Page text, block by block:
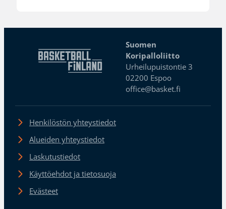
Suomen
Koripalloliitto
Urheilupuistontie 3
02200 Espoo
office@basket.fi
Henkilöstön yhteystiedot
Alueiden yhteystiedot
Laskutustiedot
Käyttöehdot ja tietosuoja
Evästeet